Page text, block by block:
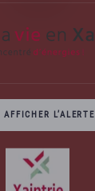
AFFICHER L’ALERTE